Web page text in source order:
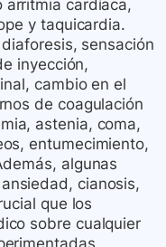
arritmia cardíaca,
y taquicardia.
sensación
inyección,
cambio en el
de coagulación
astenia, coma,
entumecimiento,
algunas
cianosis,
que los
sobre cualquier